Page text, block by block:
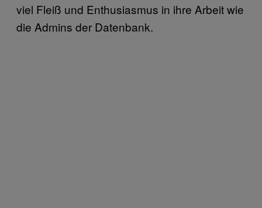
viel Fleiß und Enthusiasmus in ihre Arbeit wie
die Admins der Datenbank.